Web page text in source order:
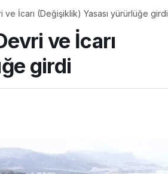
İcarı (Değişiklik) Yasası yürürlüğe girdi
ve İcarı
girdi